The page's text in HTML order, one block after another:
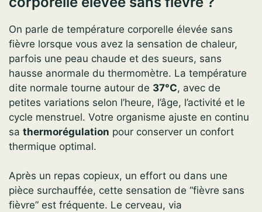
On parle de température corporelle élevée sans
fièvre lorsque vous avez la sensation de chaleur,
parfois une peau chaude et des sueurs, sans
hausse anormale du thermomètre. La température
dite normale tourne autour de 37°C, avec de
petites variations selon l’heure, l’âge, l’activité et le
cycle menstruel. Votre organisme ajuste en continu
sa thermorégulation pour conserver un confort
thermique optimal.
Après un repas copieux, un effort ou dans une
pièce surchauffée, cette sensation de “fièvre sans
fièvre” est fréquente. Le cerveau, via